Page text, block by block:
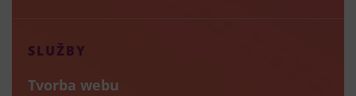
SLUŽBY
Tvorba webu